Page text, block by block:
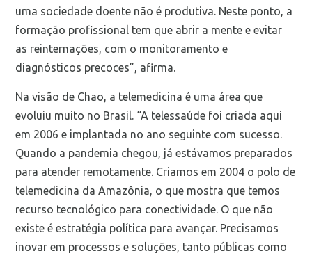
uma sociedade doente não é produtiva. Neste ponto, a
formação profissional tem que abrir a mente e evitar
as reinternações, com o monitoramento e
diagnósticos precoces”, afirma.
Na visão de Chao, a telemedicina é uma área que
evoluiu muito no Brasil. “A telessaúde foi criada aqui
em 2006 e implantada no ano seguinte com sucesso.
Quando a pandemia chegou, já estávamos preparados
para atender remotamente. Criamos em 2004 o polo de
telemedicina da Amazônia, o que mostra que temos
recurso tecnológico para conectividade. O que não
existe é estratégia política para avançar. Precisamos
inovar em processos e soluções, tanto públicas como